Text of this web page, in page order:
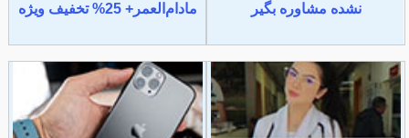
نشده مشاوره بگیر
مادام‌العمر+ 25% تخفیف ویژه